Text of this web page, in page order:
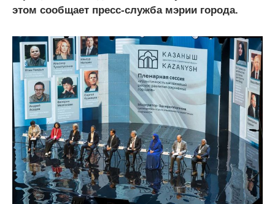
этом сообщает пресс-служба мэрии города.